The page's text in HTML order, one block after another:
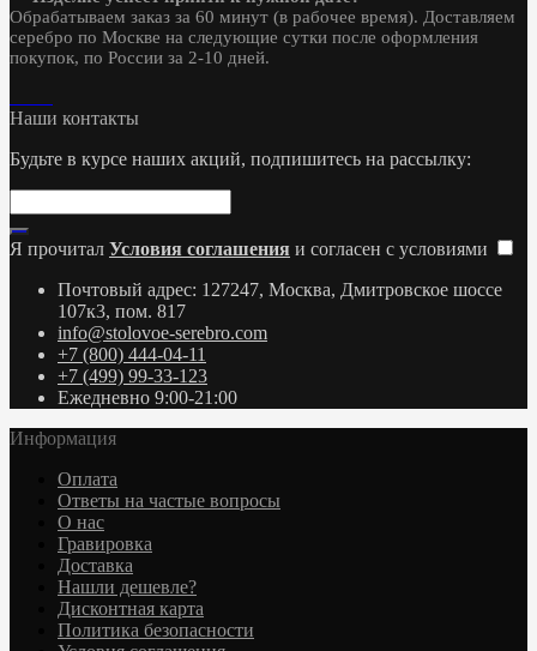
Обрабатываем заказ за 60 минут (в рабочее время). Доставляем
серебро по Москве на следующие сутки после оформления
покупок, по России за 2-10 дней.
Наши контакты
Будьте в курсе наших акций, подпишитесь на рассылку:
Я прочитал Условия соглашения и согласен с условиями
Почтовый адрес: 127247, Москва, Дмитровское шоссе
107к3, пом. 817
info@stolovoe-serebro.com
+7 (800) 444-04-11
+7 (499) 99-33-123
Ежедневно 9:00-21:00
Информация
Оплата
Ответы на частые вопросы
О нас
Гравировка
Доставка
Нашли дешевле?
Дисконтная карта
Политика безопасности